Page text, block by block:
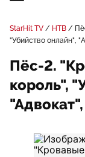
StarHit TV НТВ
"Убийство онлайн",
Пёс-2.
король",